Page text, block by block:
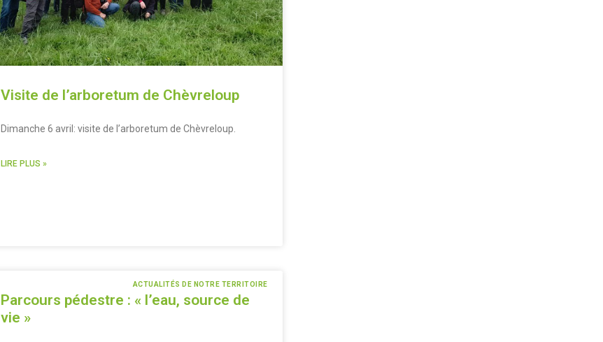
Visite de l’arboretum de Chèvreloup
Dimanche 6 avril: visite de l’arboretum de Chèvreloup.
LIRE PLUS »
ACTUALITÉS DE NOTRE TERRITOIRE
Parcours pédestre : « l’eau, source de
vie »